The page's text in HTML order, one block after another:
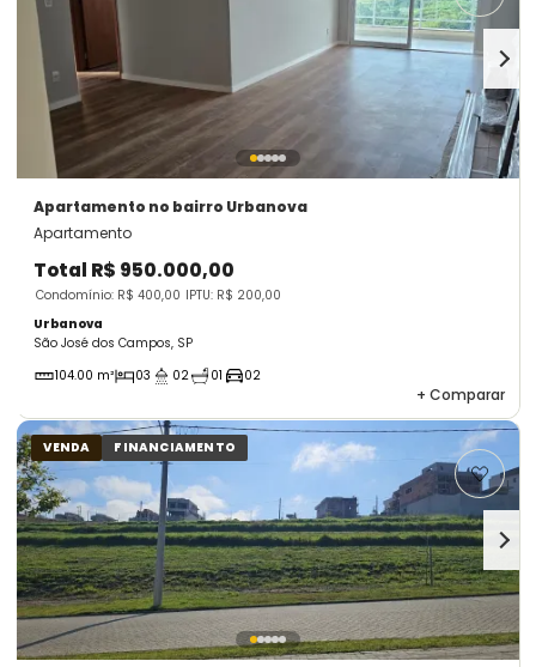
Apartamento no bairro Urbanova
Apartamento
Total R$ 950.000,00
Condomínio: R$ 400,00 IPTU: R$ 200,00
Urbanova
São José dos Campos, SP
104.00 m²
03 02 01 02
+ Comparar
VENDA FINANCIAMENTO